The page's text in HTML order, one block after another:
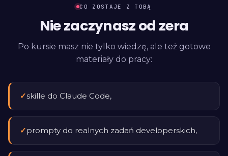
CO ZOSTAJE Z TOBĄ
Nie zaczynasz od zera
Po kursie masz nie tylko wiedzę, ale też gotowe
materiały do pracy:
✓skille do Claude Code,
✓prompty do realnych zadań developerskich,